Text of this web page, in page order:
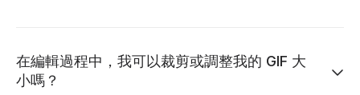
在編輯過程中，我可以裁剪或調整我的 GIF 大
小嗎？